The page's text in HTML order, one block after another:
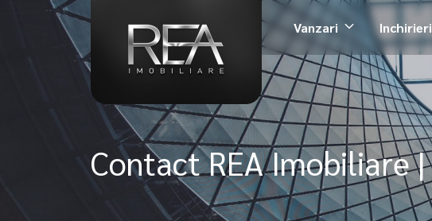
Vanzari Inchirieri
Contact REA